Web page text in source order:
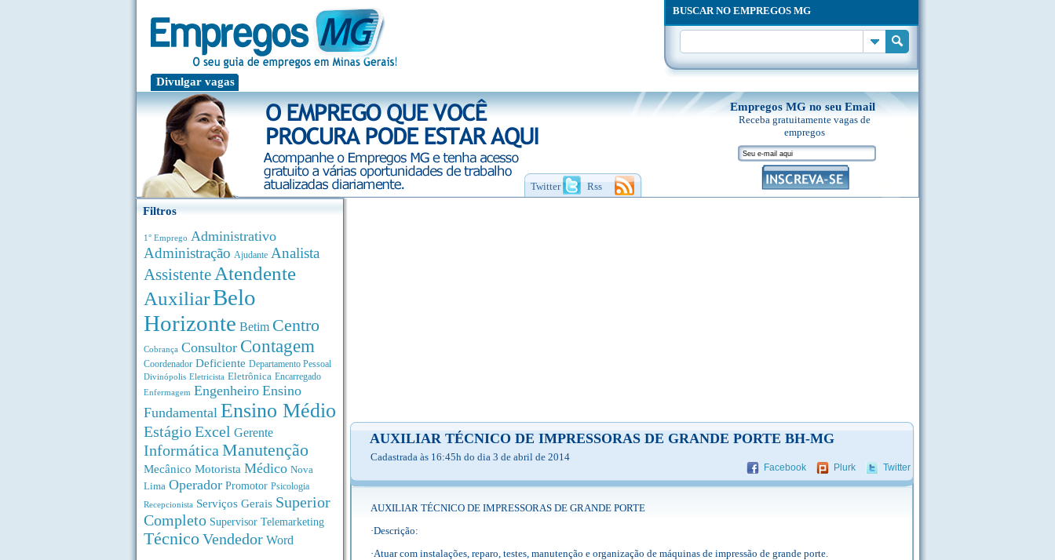
Divulgar vagas
BUSCAR NO EMPREGOS MG
Twitter Rss
Empregos MG no seu Email
Receba gratuitamente vagas de
empregos
Filtros
1° Emprego Administrativo
Administração Ajudante Analista
Assistente Atendente
AuxiliarBelo
Horizonte Betim Centro
Cobrança Consultor Contagem
Coordenador Deficiente Departamento Pessoal
Divinópolis Eletricista Eletrônica Encarregado
Enfermagem Engenheiro Ensino
Fundamental Ensino Médio
EstágioExcel Gerente
Informática Manutenção
Mecânico Motorista Médico Nova
Lima Operador Promotor Psicologia
Recepcionista Serviços Gerais Superior
Completo Supervisor Telemarketing
TécnicoVendedor Word
AUXILIAR TÉCNICO DE IMPRESSORAS DE GRANDE PORTE BH-MG
Cadastrada às 16:45h do dia 3 de abril de 2014
Facebook Plurk Twitter
AUXILIAR TÉCNICO DE IMPRESSORAS DE GRANDE PORTE
·Descrição:
·Atuar com instalações, reparo, testes, manutenção e organização de máquinas de impressão de grande porte.